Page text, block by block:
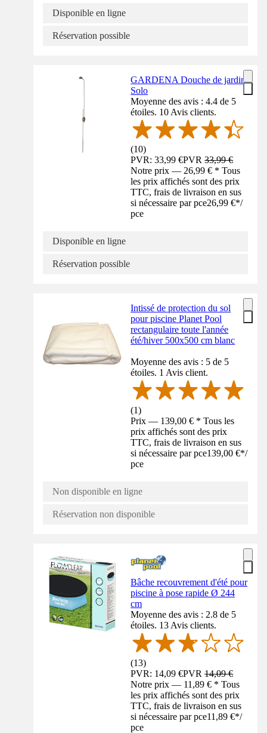
Disponible en ligne
Réservation possible
GARDENA Douche de jardin
Solo
Moyenne des avis : 4.4 de 5
étoiles. 10 Avis clients.
(10)
PVR: 33,99 €PVR33,99 €
Notre prix — 26,99 € * Tous
les prix affichés sont des prix
TTC, frais de livraison en sus
si nécessaire par pce26,99 €*/
pce
Disponible en ligne
Réservation possible
Intissé de protection du sol
pour piscine Planet Pool
rectangulaire toute l'année
été/hiver 500x500 cm blanc
Moyenne des avis : 5 de 5
étoiles. 1 Avis client.
(1)
Prix — 139,00 € * Tous les
prix affichés sont des prix
TTC, frais de livraison en sus
si nécessaire par pce139,00 €*/
pce
Non disponible en ligne
Réservation non disponible
Bâche recouvrement d'été pour
piscine à pose rapide Ø 244
cm
Moyenne des avis : 2.8 de 5
étoiles. 13 Avis clients.
(13)
PVR: 14,09 €PVR14,09 €
Notre prix — 11,89 € * Tous
les prix affichés sont des prix
TTC, frais de livraison en sus
si nécessaire par pce11,89 €*/
pce